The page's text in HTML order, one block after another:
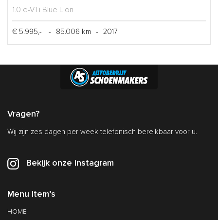
1.0 e-VTi Blue Lion
€ 5.995,- - 85.006 km - 2017
Vragen?
Wij zijn zes dagen per week telefonisch bereikbaar voor u.
Bekijk onze instagram
Menu item’s
HOME